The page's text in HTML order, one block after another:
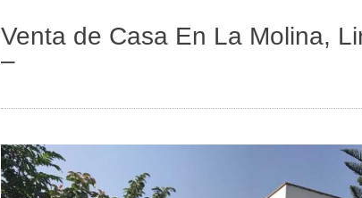
Venta de Casa En La Molina,
–